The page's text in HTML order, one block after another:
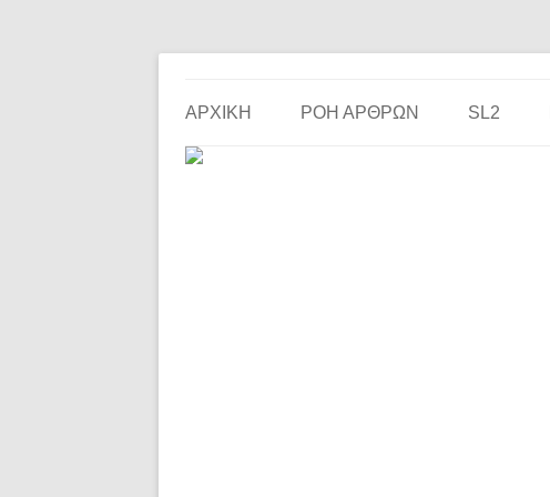
ΑΡΧΙΚΗ ΡΟΗ ΑΡΘΡΩΝ SL2